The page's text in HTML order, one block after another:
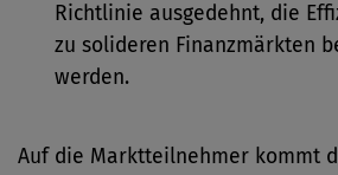
Richtlinie ausgedehnt, die
zu solideren Finanzmärkten
werden.
Auf die Marktteilnehmer kommt